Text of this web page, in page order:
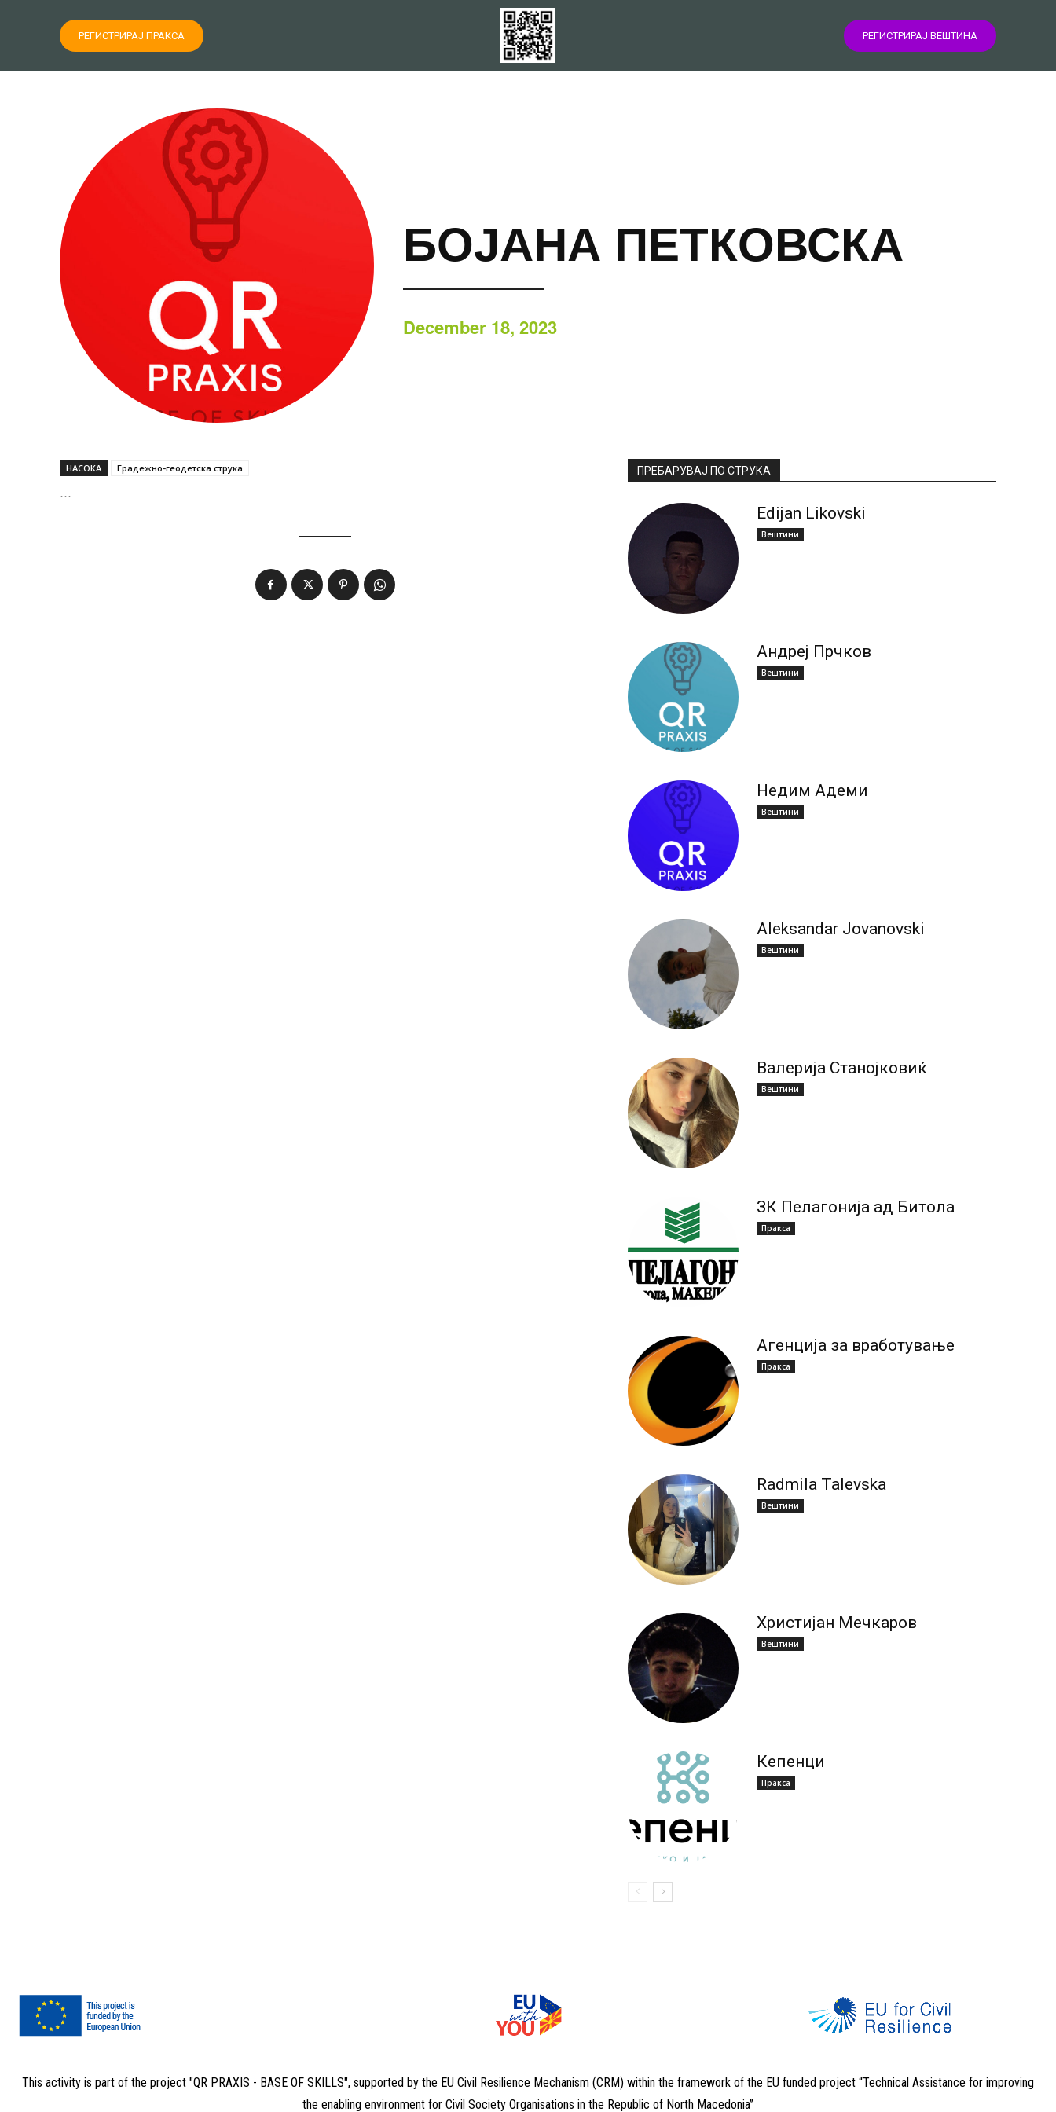
РЕГИСТРИРАЈ ПРАКСА РЕГИСТРИРАЈ ВЕШТИНА
БОЈАНА ПЕТКОВСКА
December 18, 2023
НАСОКА Градежно-геодетска струка
…
ПРЕБАРУВАЈ ПО СТРУКА
Edijan Likovski
Вештини
Андреј Прчков
Вештини
Недим Адеми
Вештини
Aleksandar Jovanovski
Вештини
Валерија Станојковиќ
Вештини
ЗК Пелагонија ад Битола
Пракса
Агенција за вработување
Пракса
Radmila Talevska
Вештини
Христијан Мечкаров
Вештини
Кепенци
Пракса
This activity is part of the project "QR PRAXIS - BASE OF SKILLS", supported by the EU Civil Resilience Mechanism (CRM) within the framework of the EU funded project “Technical Assistance for improving
the enabling environment for Civil Society Organisations in the Republic of North Macedonia”